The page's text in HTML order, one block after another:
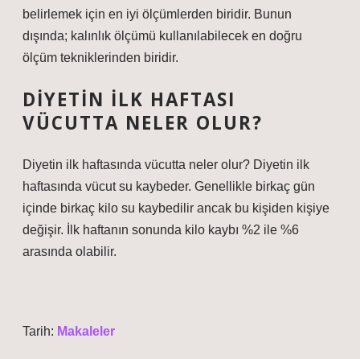
belirlemek için en iyi ölçümlerden biridir. Bunun
dışında; kalınlık ölçümü kullanılabilecek en doğru
ölçüm tekniklerinden biridir.
DIYETIN ILK HAFTASI
VÜCUTTA NELER OLUR?
Diyetin ilk haftasında vücutta neler olur? Diyetin ilk
haftasında vücut su kaybeder. Genellikle birkaç gün
içinde birkaç kilo su kaybedilir ancak bu kişiden kişiye
değişir. İlk haftanın sonunda kilo kaybı %2 ile %6
arasında olabilir.
Tarih: Makaleler